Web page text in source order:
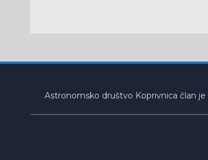
Astronomsko društvo Koprivnica član je